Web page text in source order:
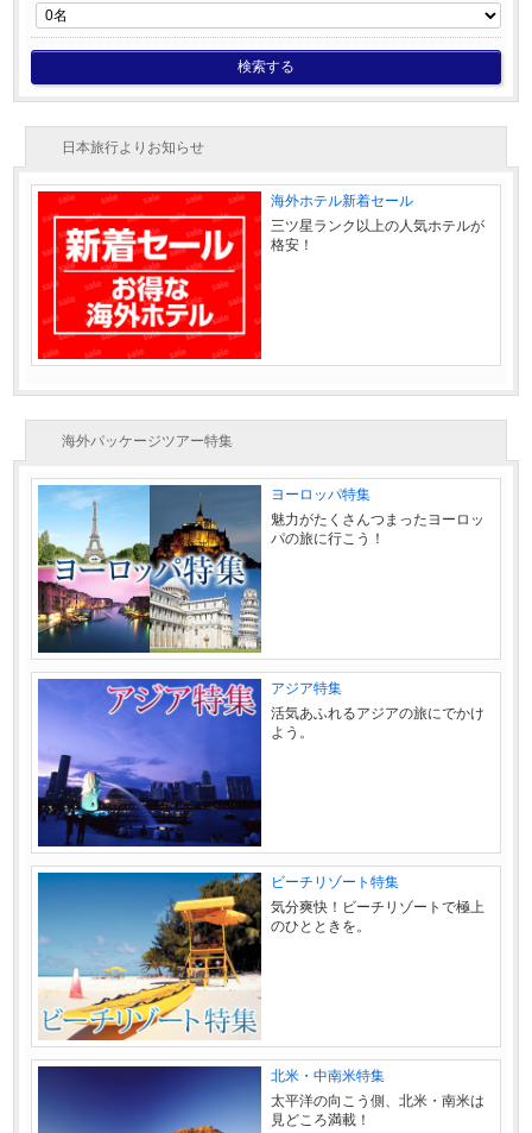
検索する
日本旅行よりお知らせ
海外ホテル新着セール
三ツ星ランク以上の人気ホテルが
格安！
海外パッケージツアー特集
ヨーロッパ特集
魅力がたくさんつまったヨーロッ
パの旅に行こう！
アジア特集
活気あふれるアジアの旅にでかけ
よう。
ビーチリゾート特集
気分爽快！ビーチリゾートで極上
のひとときを。
北米・中南米特集
太平洋の向こう側、北米・南米は
見どころ満載！